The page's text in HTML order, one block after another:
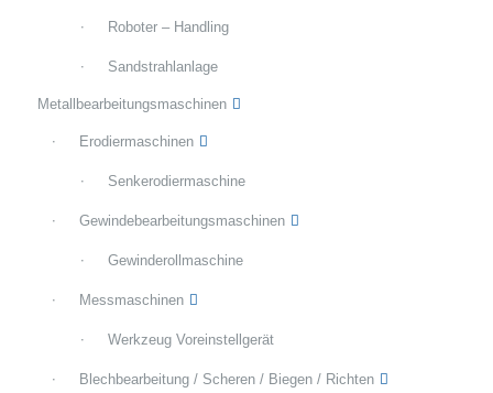
Roboter – Handling
Sandstrahlanlage
Metallbearbeitungsmaschinen
Erodiermaschinen
Senkerodiermaschine
Gewindebearbeitungsmaschinen
Gewinderollmaschine
Messmaschinen
Werkzeug Voreinstellgerät
Blechbearbeitung / Scheren / Biegen / Richten